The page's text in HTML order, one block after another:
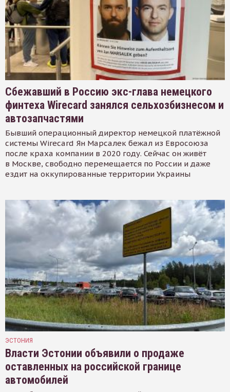
Сбежавший в Россию экс-глава немецкого
финтеха Wirecard занялся сельхозбизнесом и
автозапчастями
Бывший операционный директор немецкой платёжной
системы Wirecard Ян Марсалек бежал из Евросоюза
после краха компании в 2020 году. Сейчас он живёт
в Москве, свободно перемещается по России и даже
ездит на оккупированные территории Украины
ЭСТОНИЯ
Власти Эстонии объявили о продаже
оставленных на российской границе
автомобилей